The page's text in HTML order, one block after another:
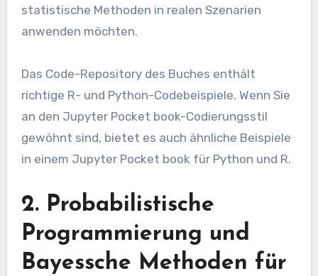
statistische Methoden in realen Szenarien
anwenden möchten.
Das Code-Repository des Buches enthält
richtige R- und Python-Codebeispiele. Wenn Sie
an den Jupyter Pocket book-Codierungsstil
gewöhnt sind, bietet es auch ähnliche Beispiele
in einem Jupyter Pocket book für Python und R.
2. Probabilistische
Programmierung und
Bayessche Methoden für